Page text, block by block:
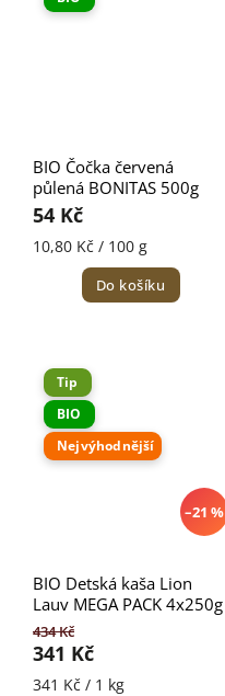
BIO Čočka červená
půlená BONITAS 500g
54 Kč
10,80 Kč / 100 g
Do košíku
Tip
BIO
Nejvýhodnější
–21 %
BIO Detská kaša Lion
Lauv MEGA PACK 4x250g
434 Kč
341 Kč
341 Kč / 1 kg